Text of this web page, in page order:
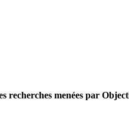
menées par